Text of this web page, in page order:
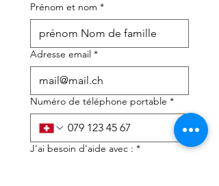
Prénom et nom *
Adresse email *
Numéro de téléphone portable *
J'ai besoin d'aide avec : *